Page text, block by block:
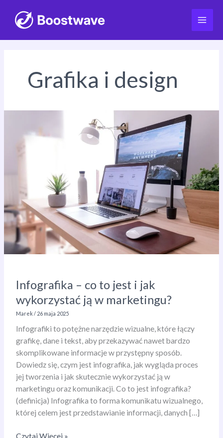
Grafika i design
Infografika – co to jest i jak
wykorzystać ją w marketingu?
Marek/ 26 maja 2025
Infografiki to potężne narzędzie wizualne, które łączy
grafikę, dane i tekst, aby przekazywać nawet bardzo
skomplikowane informacje w przystępny sposób.
Dowiedz się, czym jest infografika, jak wygląda proces
jej tworzenia i jak skutecznie wykorzystać ją w
marketingu oraz komunikacji. Co to jest infografika?
(definicja) Infografika to forma komunikatu wizualnego,
której celem jest przedstawianie informacji, danych […]
Infografika
Czytaj Więcej »